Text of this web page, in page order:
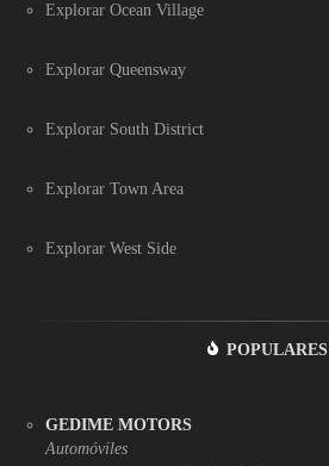
Explorar Ocean Village
Explorar Queensway
Explorar South District
Explorar Town Area
Explorar West Side
POPULARES
GEDIME MOTORS
Automóviles